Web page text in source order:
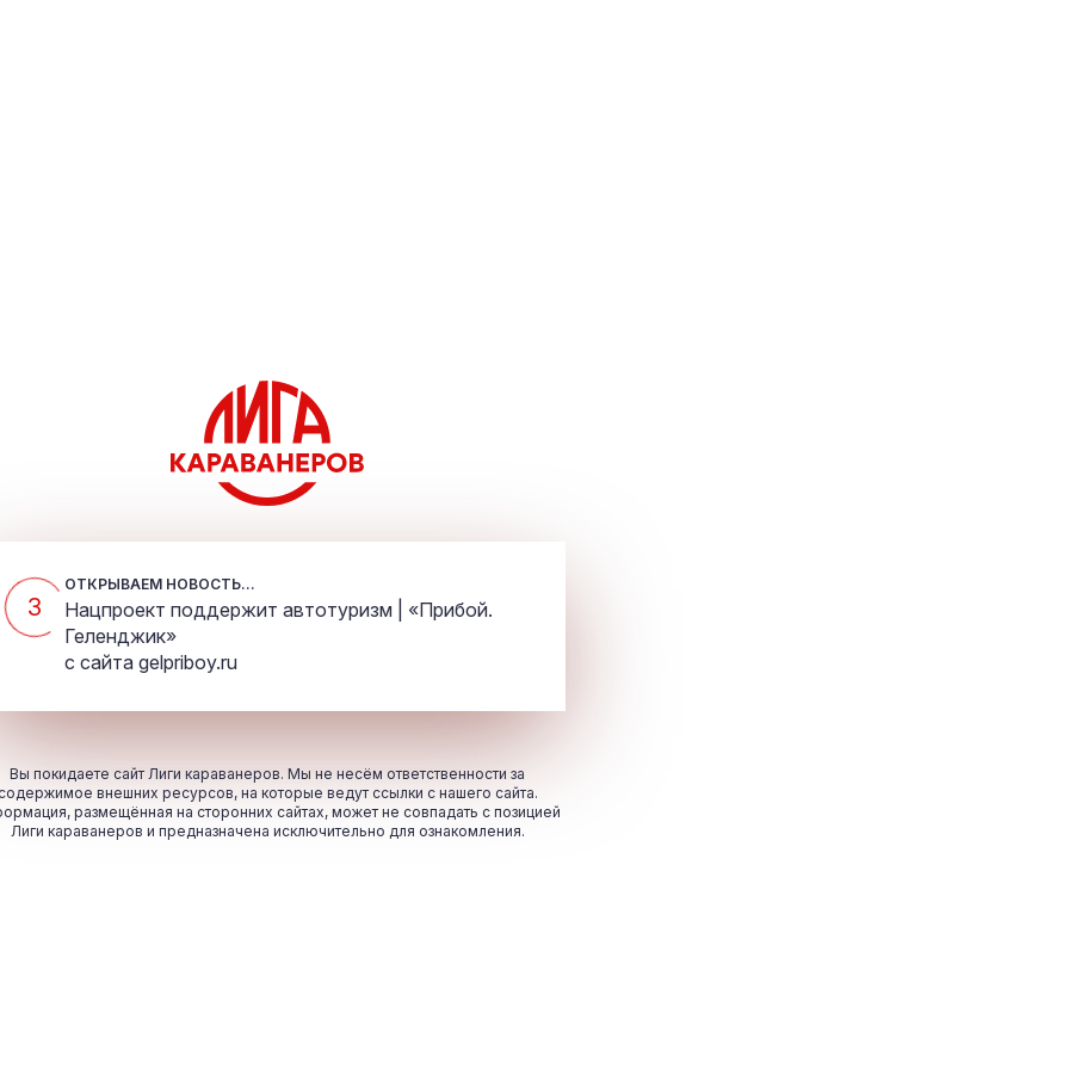
3
ОТКРЫВАЕМ НОВОСТЬ...
Нацпроект поддержит автотуризм | «Прибой.
Геленджик»
с сайта gelpriboy.ru
Вы покидаете сайт Лиги караванеров. Мы не несём ответственности за
внешних ресурсов, на которые ведут ссылки с нашего сайта.
размещённая на сторонних сайтах, может не совпадать с позицией
Лиги караванеров и предназначена исключительно для ознакомления.